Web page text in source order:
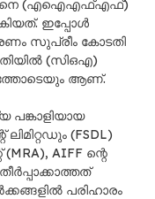
(എഐഎഫ്എഫ്)
ഇപ്പോൾ
സുപ്രീം കോടതി
(സിഒഎ)
ആണ്.
(FSDL)
AIFF ന്റെ
പരിഹാരം